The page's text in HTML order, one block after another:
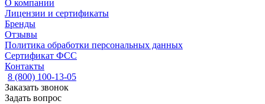
О компании
Лицензии и сертификаты
Бренды
Отзывы
Политика обработки персональных данных
Сертификат ФСС
Контакты
8 (800) 100-13-05
Заказать звонок
Задать вопрос